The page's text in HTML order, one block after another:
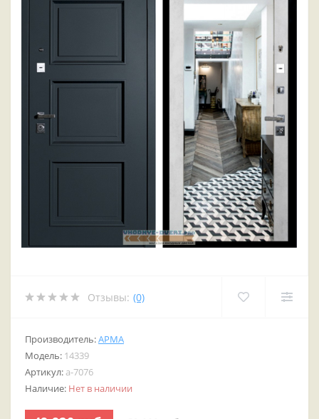
Отзывы: (0)
Производитель:АРМА
Модель: 14339
Артикул: a-7076
Наличие: Нет в наличии